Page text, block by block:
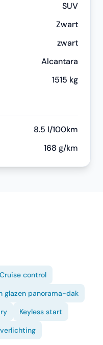
SUV
Zwart
zwart
Alcantara
1515 kg
8.5 l/100km
168 g/km
Cruise control
glazen panorama-dak
Keyless start